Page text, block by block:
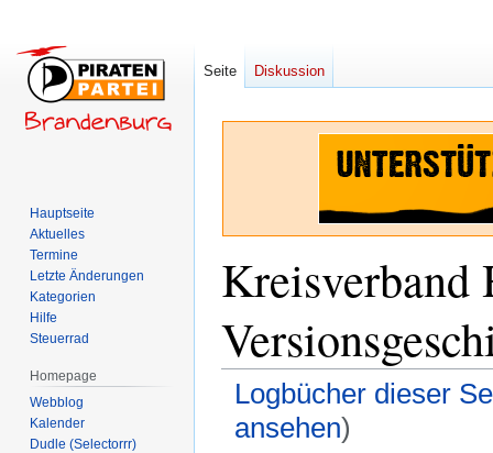
Logbücher dieser
ansehen)
Seite Diskussion
Hauptseite
Aktuelles
Termine
Letzte Änderungen
Kategorien
Hilfe
Steuerrad
Homepage
Webblog
Kalender
Dudle (Selectorrr)